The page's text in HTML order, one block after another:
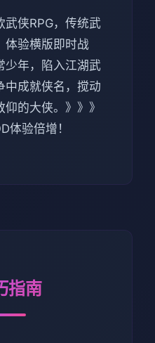
武侠RPG，传统武
体验横版即时战
少年，陷入江湖武
中成就侠名，搅动
的大侠。》》》
体验倍增！
指南